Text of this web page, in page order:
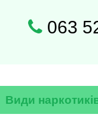
063
Види